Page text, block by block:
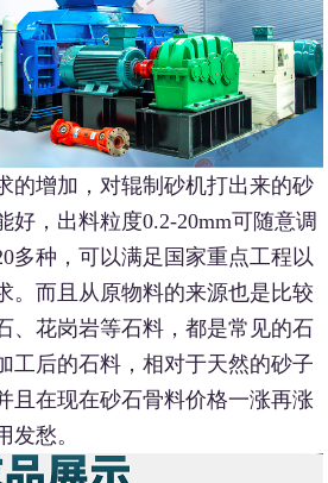
的增加，对辊制砂机打出来的砂
好，出料粒度0.2-20mm可随意调
多种，可以满足国家重点工程以
。而且从原物料的来源也是比较
、花岗岩等石料，都是常见的石
工后的石料，相对于天然的砂子
且在现在砂石骨料价格一涨再涨
发愁。